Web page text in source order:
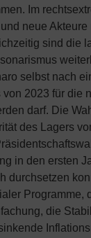
Im
neue Akteure
sind die
selbst nach
2023 für die
darf. Die
des Lagers
in den ersten
durchsetzen
Programme,
die